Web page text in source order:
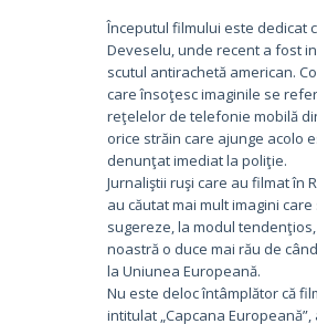
Începutul filmului este dedicat
Deveselu, unde recent a fost
scutul antirachetă american.
care însoţesc imaginile se
reţelelor de telefonie mobilă
orice străin care ajunge acolo
denunţat imediat la poliţie.
Jurnaliştii ruşi care au filmat în
au căutat mai mult imagini care
sugereze, la modul
noastră o duce mai rău de
la Uniunea Europeană.
Nu este deloc întâmplător că
intitulat „Capcana